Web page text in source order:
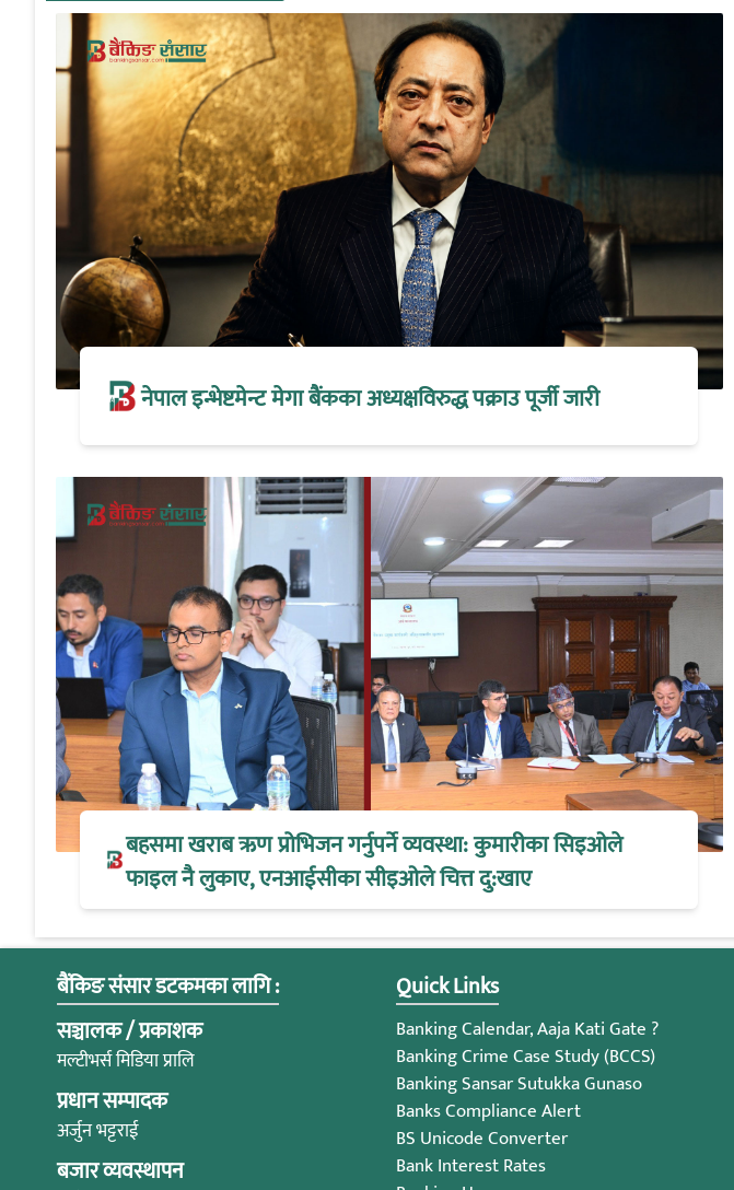
नेपाल इन्भेष्टमेन्ट मेगा बैंकका अध्यक्षविरुद्ध पक्राउ पूर्जी जारी
बहसमा खराब ऋण प्रोभिजन गर्नुपर्ने व्यवस्था: कुमारीका सिइओले
फाइल नै लुकाए, एनआईसीका सीइओले चित्त दु:खाए
बैंकिङ संसार डटकमका लागि :
सञ्चालक / प्रकाशक
मल्टीभर्स मिडिया प्रालि
प्रधान सम्पादक
अर्जुन भट्टराई
बजार व्यवस्थापन
Quick Links
Banking Calendar, Aaja Kati Gate ?
Banking Crime Case Study (BCCS)
Banking Sansar Sutukka Gunaso
Banks Compliance Alert
BS Unicode Converter
Bank Interest Rates